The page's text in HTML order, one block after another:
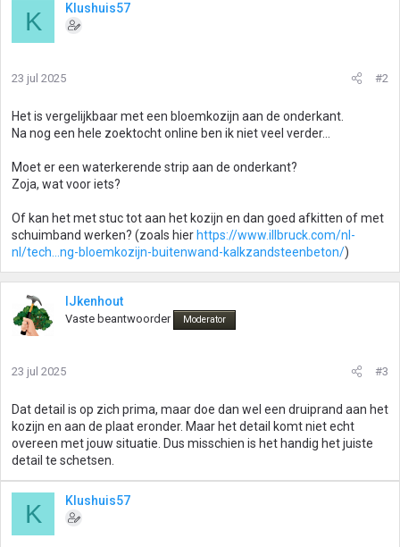
K Klushuis57
23 jul 2025 #2
Het is vergelijkbaar met een bloemkozijn aan de onderkant.
Na nog een hele zoektocht online ben ik niet veel verder...
Moet er een waterkerende strip aan de onderkant?
Zoja, wat voor iets?
Of kan het met stuc tot aan het kozijn en dan goed afkitten of met
schuimband werken? (zoals hier https://www.illbruck.com/nl-
nl/tech...ng-bloemkozijn-buitenwand-kalkzandsteenbeton/)
IJkenhout
Vaste beantwoorder Moderator
23 jul 2025 #3
Dat detail is op zich prima, maar doe dan wel een druiprand aan het
kozijn en aan de plaat eronder. Maar het detail komt niet echt
overeen met jouw situatie. Dus misschien is het handig het juiste
detail te schetsen.
K Klushuis57